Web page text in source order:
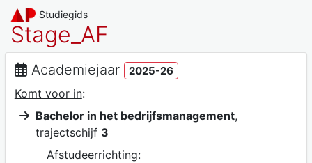
Studiegids
Stage_AF
Academiejaar 2025-26
Komt voor in:
Bachelor in het bedrijfsmanagement,
trajectschijf 3
Afstudeerrichting: